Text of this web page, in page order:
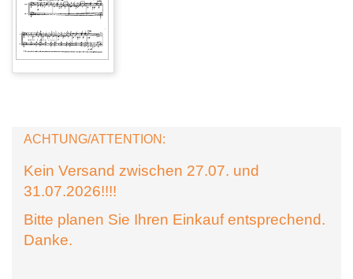
ACHTUNG/ATTENTION:
Kein Versand zwischen 27.07. und
31.07.2026!!!!
Bitte planen Sie Ihren Einkauf entsprechend.
Danke.